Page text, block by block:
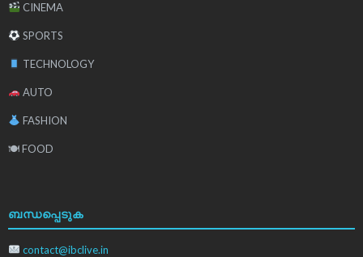
CINEMA
SPORTS
TECHNOLOGY
AUTO
FASHION
🍽 FOOD
ബന്ധപ്പെടുക
contact@ibclive.in